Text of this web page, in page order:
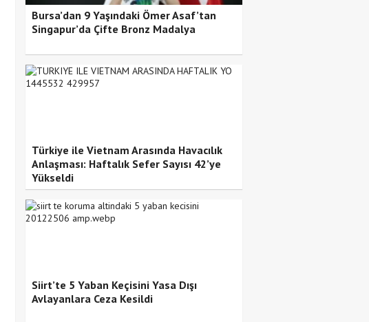
Bursa’dan 9 Yaşındaki Ömer Asaf’tan
Singapur’da Çifte Bronz Madalya
Türkiye ile Vietnam Arasında Havacılık
Anlaşması: Haftalık Sefer Sayısı 42’ye
Yükseldi
Siirt’te 5 Yaban Keçisini Yasa Dışı
Avlayanlara Ceza Kesildi